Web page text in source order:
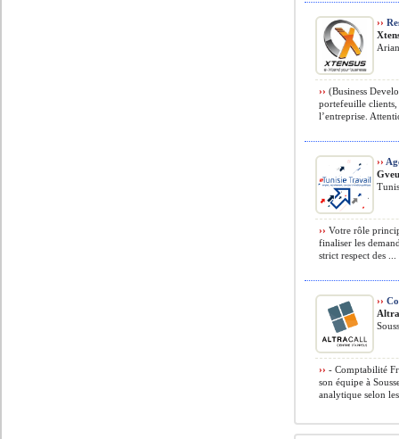
››
›› (Business
portefeuille
l’entreprise.
››
›› Votre rôle
finaliser les
strict respect des ...
››
›› - Comptabilité
son équipe à
analytique selon